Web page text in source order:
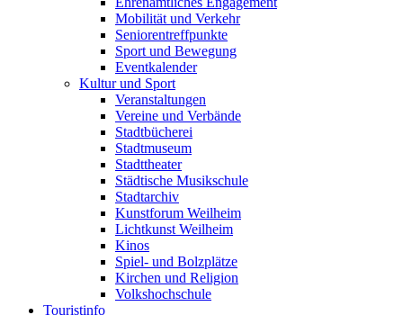
Mobilität und Verkehr
Seniorentreffpunkte
Sport und Bewegung
Eventkalender
Kultur und Sport
Veranstaltungen
Vereine und Verbände
Stadtbücherei
Stadtmuseum
Stadttheater
Städtische Musikschule
Stadtarchiv
Kunstforum Weilheim
Lichtkunst Weilheim
Kinos
Spiel- und Bolzplätze
Kirchen und Religion
Volkshochschule
Touristinfo